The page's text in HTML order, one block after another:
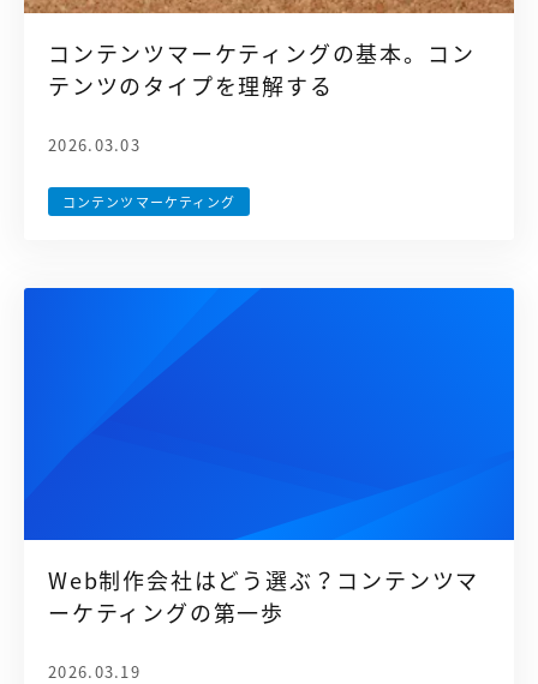
コンテンツマーケティングの基本。コン
テンツのタイプを理解する
2026.03.03
コンテンツマーケティング
Web制作会社はどう選ぶ？コンテンツマ
ーケティングの第一歩
2026.03.19